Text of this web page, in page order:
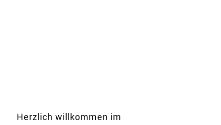
Herzlich willkommen im